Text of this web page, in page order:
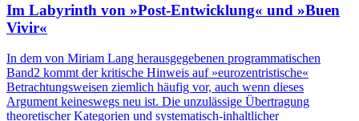
Im Labyrinth von »Post-Entwicklung« und »Buen
Vivir«
In dem von Miriam Lang herausgegebenen programmatischen
Band2 kommt der kritische Hinweis auf »eurozentristische«
Betrachtungsweisen ziemlich häufig vor, auch wenn dieses
Argument keineswegs neu ist. Die unzulässige Übertragung
theoretischer Kategorien und systematisch-inhaltlicher